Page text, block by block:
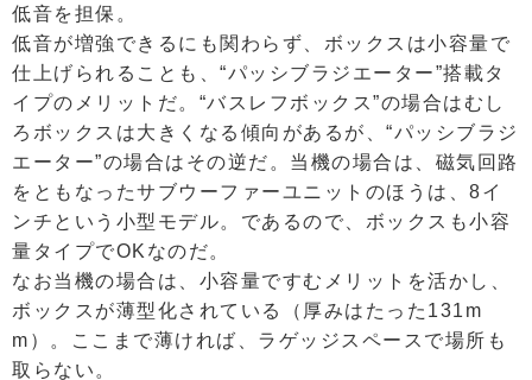
低音を担保。
低音が増強できるにも関わらず、ボックスは小容量で
仕上げられることも、“パッシブラジエーター”搭載タ
イプのメリットだ。“バスレフボックス”の場合はむし
ろボックスは大きくなる傾向があるが、“パッシブラジ
エーター”の場合はその逆だ。当機の場合は、磁気回路
をともなったサブウーファーユニットのほうは、8イ
ンチという小型モデル。であるので、ボックスも小容
量タイプでOKなのだ。
なお当機の場合は、小容量ですむメリットを活かし、
ボックスが薄型化されている（厚みはたった131m
m）。ここまで薄ければ、ラゲッジスペースで場所も
取らない。